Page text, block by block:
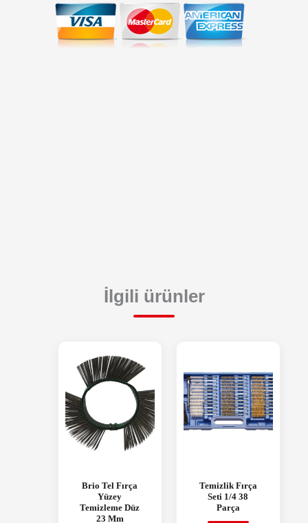
İlgili ürünler
Brio Tel Fırça
Yüzey
Temizleme Düz
23 Mm
Temizlik Fırça
Seti 1/4 38
Parça